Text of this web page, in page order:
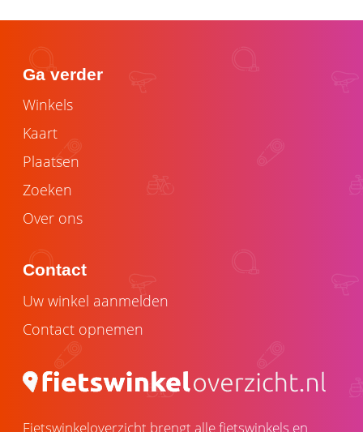
Ga verder
Winkels
Kaart
Plaatsen
Zoeken
Over ons
Contact
Uw winkel aanmelden
Contact opnemen
Fietswinkeloverzicht brengt alle fietswinkels en